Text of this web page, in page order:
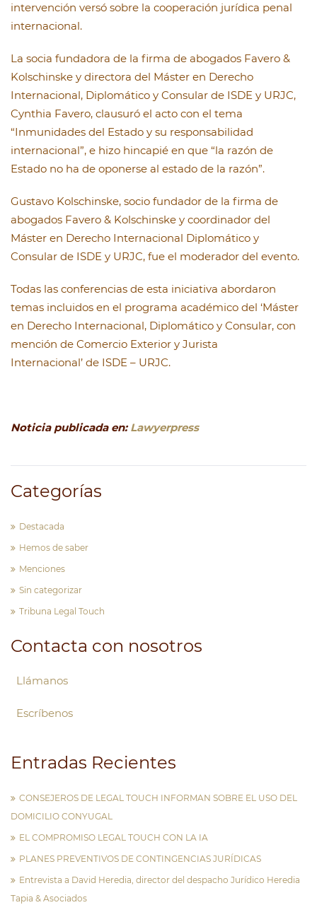
intervención versó sobre la cooperación jurídica penal
internacional.
La socia fundadora de la firma de abogados Favero &
Kolschinske y directora del Máster en Derecho
Internacional, Diplomático y Consular de ISDE y URJC,
Cynthia Favero, clausuró el acto con el tema
“Inmunidades del Estado y su responsabilidad
internacional”, e hizo hincapié en que “la razón de
Estado no ha de oponerse al estado de la razón”.
Gustavo Kolschinske, socio fundador de la firma de
abogados Favero & Kolschinske y coordinador del
Máster en Derecho Internacional Diplomático y
Consular de ISDE y URJC, fue el moderador del evento.
Todas las conferencias de esta iniciativa abordaron
temas incluidos en el programa académico del ‘Máster
en Derecho Internacional, Diplomático y Consular, con
mención de Comercio Exterior y Jurista
Internacional’ de ISDE – URJC.
Noticia publicada en: Lawyerpress
Categorías
Destacada
Hemos de saber
Menciones
Sin categorizar
Tribuna Legal Touch
Contacta con nosotros
Llámanos
Escríbenos
Entradas Recientes
CONSEJEROS DE LEGAL TOUCH INFORMAN SOBRE EL USO DEL
DOMICILIO CONYUGAL
EL COMPROMISO LEGAL TOUCH CON LA IA
PLANES PREVENTIVOS DE CONTINGENCIAS JURÍDICAS
Entrevista a David Heredia, director del despacho Jurídico Heredia
Tapia & Asociados